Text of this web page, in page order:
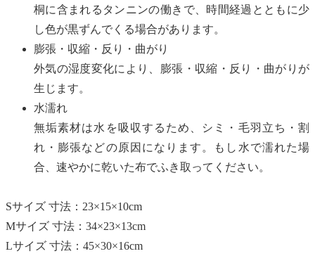
桐に含まれるタンニンの働きで、時間経過とともに少
し色が黒ずんでくる場合があります。
膨張・収縮・反り・曲がり
外気の湿度変化により、膨張・収縮・反り・曲がりが
生じます。
水濡れ
無垢素材は水を吸収するため、シミ・毛羽立ち・割
れ・膨張などの原因になります。もし水で濡れた場
合、速やかに乾いた布でふき取ってください。
Sサイズ 寸法：23×15×10cm
Mサイズ 寸法：34×23×13cm
Lサイズ 寸法：45×30×16cm